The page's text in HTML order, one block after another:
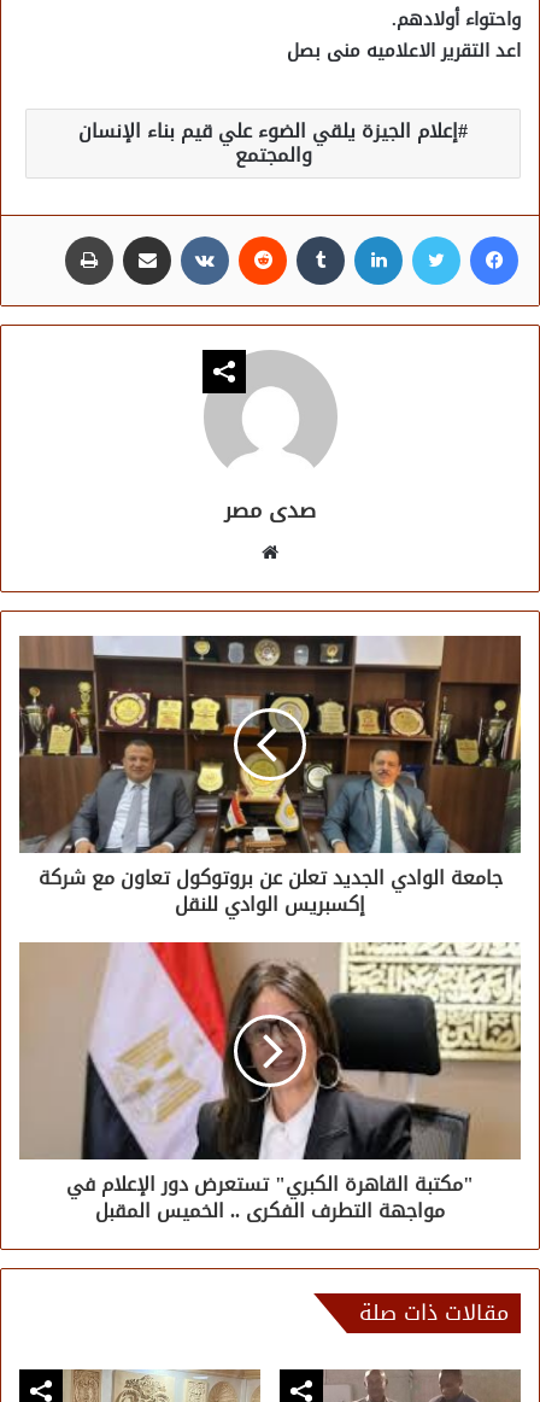
واحتواء أولادهم.
اعد التقرير الاعلاميه منى بصل
إعلام الجيزة يلقي الضوء علي قيم بناء الإنسان
والمجتمع
فيسبوك تويتر لينكدإن مشاركة عبر البريد
صدى مصر
جامعة الوادي الجديد تعلن عن بروتوكول تعاون مع شركة
إكسبريس الوادي للنقل
"مكتبة القاهرة الكبري" تستعرض دور الإعلام في
مواجهة التطرف الفكرى .. الخميس المقبل
مقالات ذات صلة